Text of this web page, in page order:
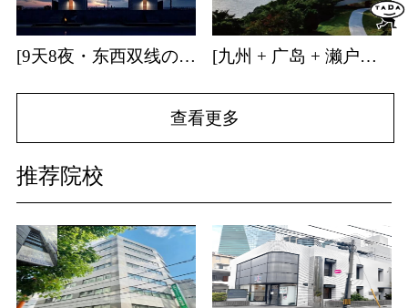
[9天8夜・东西双线の关西] | 日本建筑・温泉游学招募中！ [九州 + 广岛 + 濑户内海] | 9天8夜温泉游学团招募中！
查看更多
推荐院校